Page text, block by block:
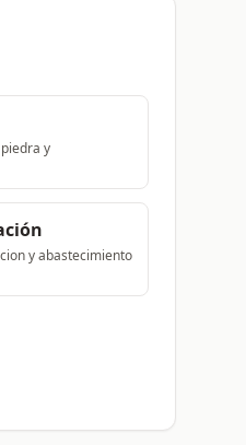
y
y abastecimiento